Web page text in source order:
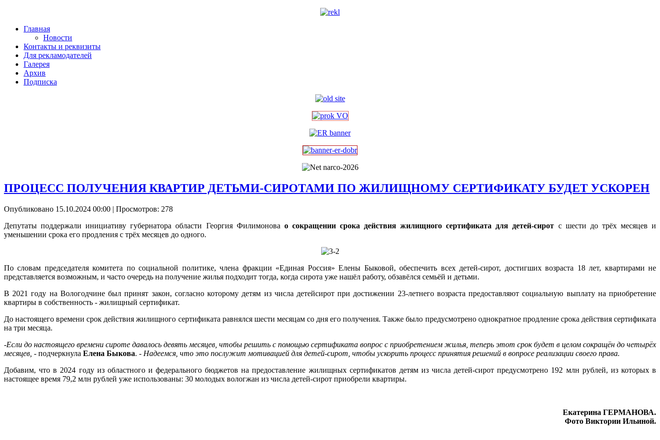
Главная
Новости
Контакты и реквизиты
Для рекламодателей
Галерея
Архив
Подписка
ПРОЦЕСС ПОЛУЧЕНИЯ КВАРТИР ДЕТЬМИ-СИРОТАМИ ПО ЖИЛИЩНОМУ СЕРТИФИКАТУ БУДЕТ УСКОРЕН
Опубликовано 15.10.2024 00:00 | Просмотров: 278
Депутаты поддержали инициативу губернатора области Георгия Филимонова о сокращении срока действия жилищного сертификата для детей-сирот с шести до трёх месяцев и
уменьшении срока его продления с трёх месяцев до одного.
По словам председателя комитета по социальной политике, члена фракции «Единая Россия» Елены Быковой, обеспечить всех детей-сирот, достигших возраста 18 лет, квартирами не
представляется возможным, и часто очередь на получение жилья подходит тогда, когда сирота уже нашёл работу, обзавёлся семьёй и детьми.
В 2021 году на Вологодчине был принят закон, согласно которому детям из числа детейсирот при достижении 23-летнего возраста предоставляют социальную выплату на приобретение
квартиры в собственность - жилищный сертификат.
До настоящего времени срок действия жилищного сертификата равнялся шести месяцам со дня его получения. Также было предусмотрено однократное продление срока действия сертификата
на три месяца.
-Если до настоящего времени сироте давалось девять месяцев, чтобы решить с помощью сертификата вопрос с приобретением жилья, теперь этот срок будет в целом сокращён до четырёх
месяцев, - подчеркнула Елена Быкова. - Надеемся, что это послужит мотивацией для детей-сирот, чтобы ускорить процесс принятия решений в вопросе реализации своего права.
Добавим, что в 2024 году из областного и федерального бюджетов на предоставление жилищных сертификатов детям из числа детей-сирот предусмотрено 192 млн рублей, из которых в
настоящее время 79,2 млн рублей уже использованы: 30 молодых вологжан из числа детей-сирот приобрели квартиры.
Екатерина ГЕРМАНОВА.
Фото Виктории Ильиной.